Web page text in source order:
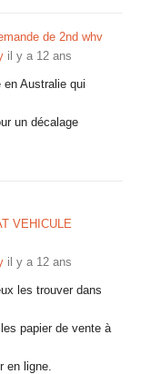
de 2nd whv
il y a 12 ans
en Australie qui
un décalage
VEHICULE
il y a 12 ans
les trouver dans
papier de vente à
en ligne.